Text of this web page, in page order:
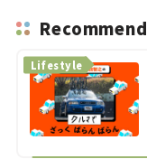
Recommend
Lifestyle